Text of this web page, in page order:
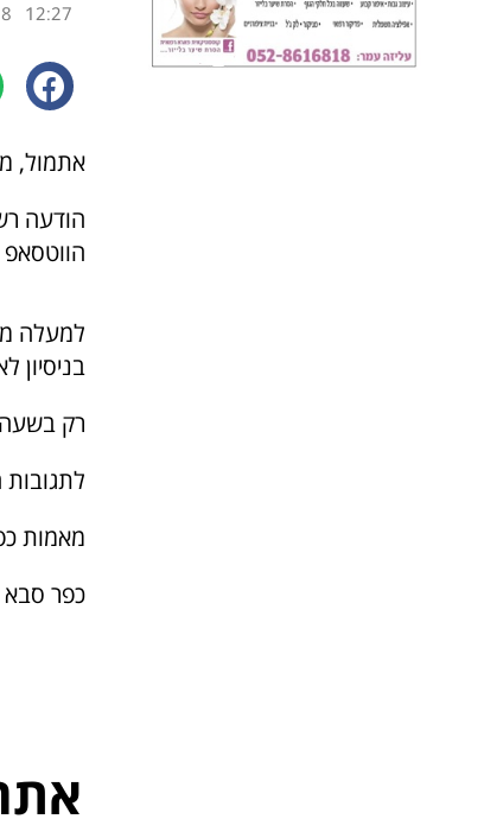
12:27
אתמול, משעות
הודעה
למעלה
בניסיון
רק
מאמות
כפר סבא